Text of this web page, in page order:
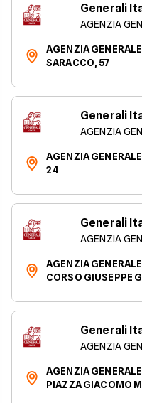
Generali
AGENZIA
AGENZIA
SARACCO, 57
Generali
AGENZIA
AGENZIA
24
Generali
AGENZIA
AGENZIA
CORSO GIUSEPPE
Generali
AGENZIA
PIAZZA GIACOMO